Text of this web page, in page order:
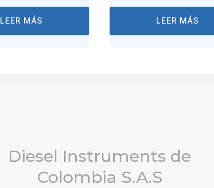
LEER MÁS LEER MÁS
Diesel Instruments de
Colombia S.A.S